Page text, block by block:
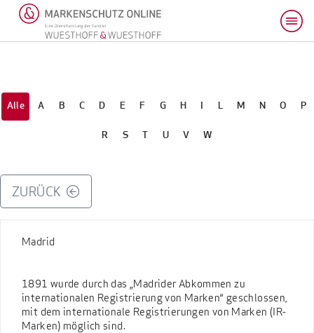
Alle A B C D E F G H I L M N O P
R S T U V W
ZURÜCK
Madrid
1891 wurde durch das „Madrider Abkommen zu
internationalen Registrierung von Marken“ geschlossen,
mit dem internationale Registrierungen von Marken (IR-
Marken) möglich sind.